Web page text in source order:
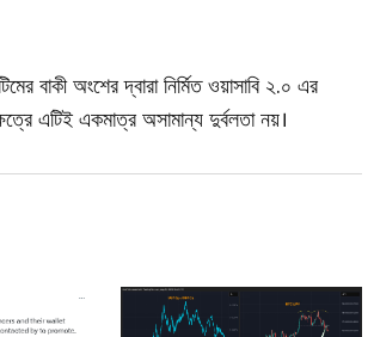
বাকী অংশের দ্বারা নির্মিত ওয়াসাবি ২.০ এর
এটিই একমাত্র অসামান্য দুর্বলতা নয়।